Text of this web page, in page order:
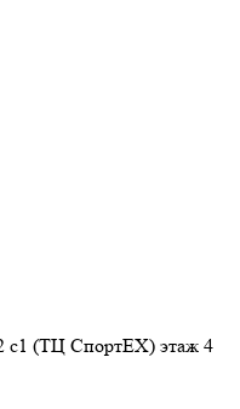
с1 (ТЦ СпортEX) этаж 4